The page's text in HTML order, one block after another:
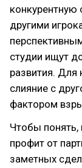
конкурентную
другими
студии ищут
развития. Для
слияние с
фактором
Чтобы понять,
профит от
заметных